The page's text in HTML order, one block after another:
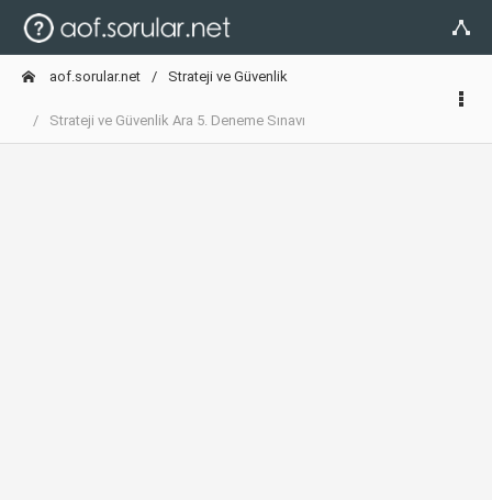
aof.sorular.net Strateji ve Güvenlik
Strateji ve Güvenlik Ara 5. Deneme Sınavı